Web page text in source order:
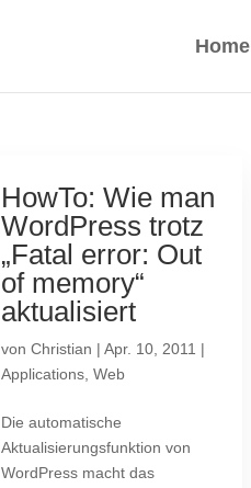
Home
HowTo: Wie man
WordPress trotz
„Fatal error: Out
of memory“
aktualisiert
von Christian | Apr. 10, 2011 |
Applications, Web
Die automatische
Aktualisierungsfunktion von
WordPress macht das